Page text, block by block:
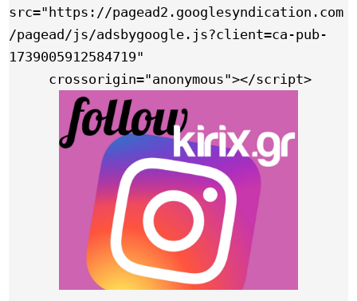
src="https://pagead2.googlesyndication.com
/pagead/js/adsbygoogle.js?client=ca-pub-
1739005912584719"
     crossorigin="anonymous"></script>